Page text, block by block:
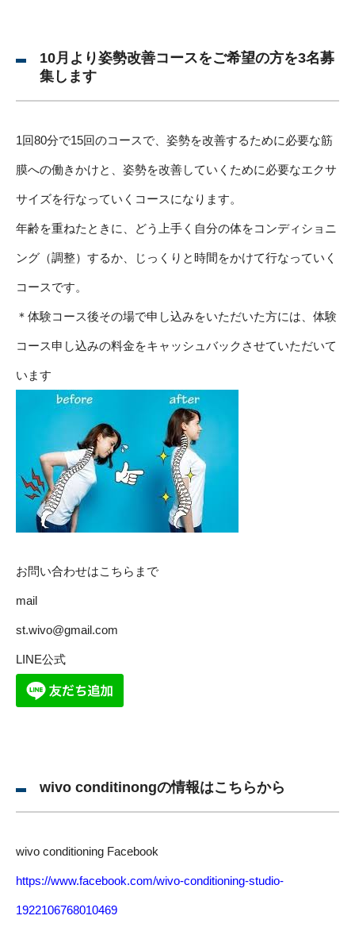
10月より姿勢改善コースをご希望の方を3名募
集します
1回80分で15回のコースで、姿勢を改善するために必要な筋
膜への働きかけと、姿勢を改善していくために必要なエクサ
サイズを行なっていくコースになります。
年齢を重ねたときに、どう上手く自分の体をコンディショニ
ング（調整）するか、じっくりと時間をかけて行なっていく
コースです。
＊体験コース後その場で申し込みをいただいた方には、体験
コース申し込みの料金をキャッシュバックさせていただいて
います
お問い合わせはこちらまで
mail
st.wivo@gmail.com
LINE公式
wivo conditinongの情報はこちらから
wivo conditioning Facebook
https://www.facebook.com/wivo-conditioning-studio-
1922106768010469